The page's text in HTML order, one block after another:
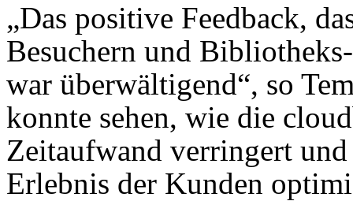
„Das positive Feedback,
Besuchern und
war überwältigend“, so
konnte sehen, wie die
Zeitaufwand verringert
Erlebnis der Kunden